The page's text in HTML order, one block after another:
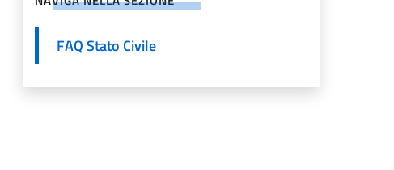
FAQ Stato Civile